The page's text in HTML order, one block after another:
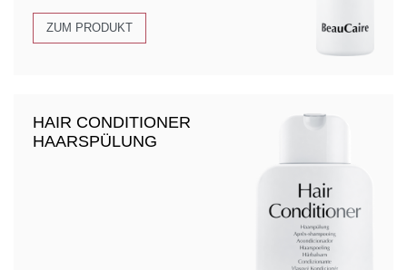
ZUM PRODUKT
HAIR CONDITIONER
HAARSPÜLUNG